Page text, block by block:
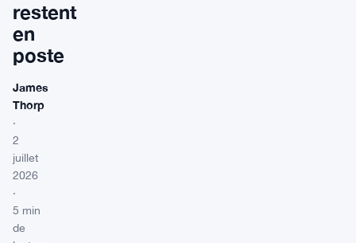
restent
en
poste
James
Thorp
·
2
juillet
2026
·
5 min
de